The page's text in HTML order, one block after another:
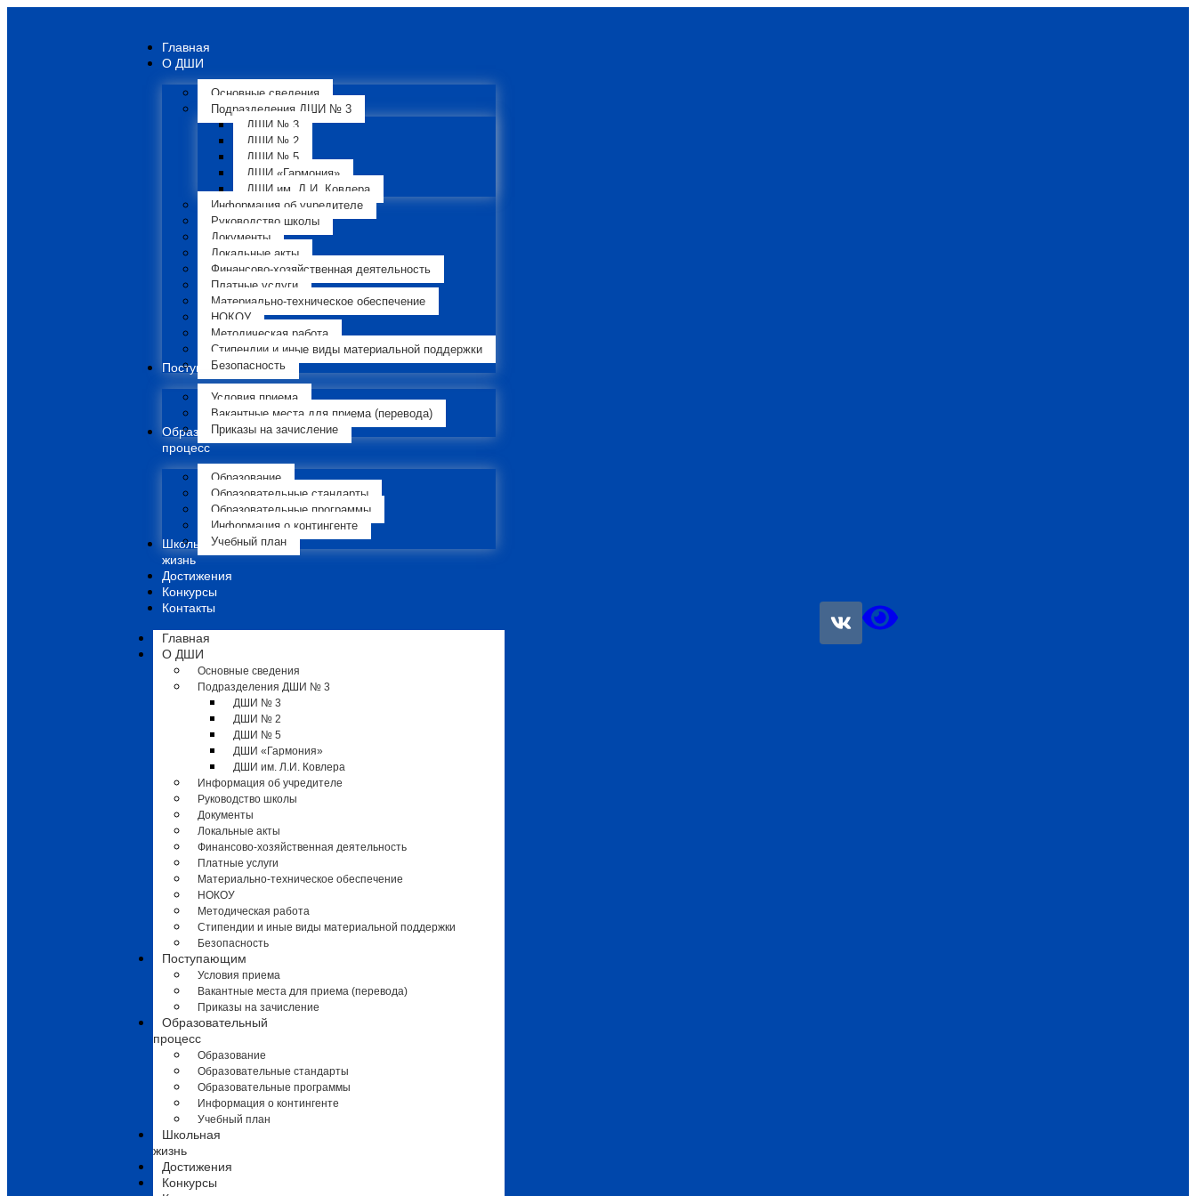
Главная
О ДШИ
Основные сведения
Подразделения ДШИ № 3
ДШИ № 3
ДШИ № 2
ДШИ № 5
ДШИ «Гармония»
ДШИ им. Л.И. Ковлера
Информация об учредителе
Руководство школы
Документы
Локальные акты
Финансово-хозяйственная деятельность
Платные услуги
Материально-техническое обеспечение
НОКОУ
Методическая работа
Стипендии и иные виды материальной поддержки
Безопасность
Поступающим
Условия приема
Вакантные места для приема (перевода)
Приказы на зачисление
Образовательный
процесс
Образование
Образовательные стандарты
Образовательные программы
Информация о контингенте
Учебный план
Школьная
жизнь
Достижения
Конкурсы
Контакты
Главная
О ДШИ
Основные сведения
Подразделения ДШИ № 3
ДШИ № 3
ДШИ № 2
ДШИ № 5
ДШИ «Гармония»
ДШИ им. Л.И. Ковлера
Информация об учредителе
Руководство школы
Документы
Локальные акты
Финансово-хозяйственная деятельность
Платные услуги
Материально-техническое обеспечение
НОКОУ
Методическая работа
Стипендии и иные виды материальной поддержки
Безопасность
Поступающим
Условия приема
Вакантные места для приема (перевода)
Приказы на зачисление
Образовательный
процесс
Образование
Образовательные стандарты
Образовательные программы
Информация о контингенте
Учебный план
Школьная
жизнь
Достижения
Конкурсы